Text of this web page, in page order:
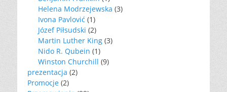
Helena Modrzejewska (3)
Ivona Pavlović (1)
Józef Piłsudski (2)
Martin Luther King (3)
Nido R. Qubein (1)
Winston Churchill (9)
prezentacja (2)
Promocje (2)